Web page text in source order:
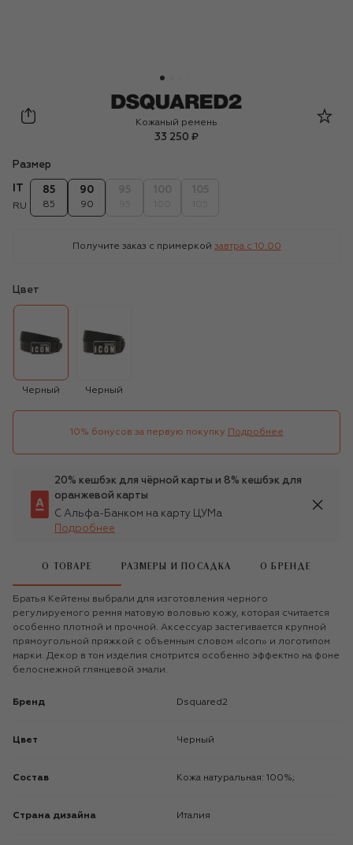
Dsquared2
Кожаный ремень
33 250 ₽
Размер
RU
85
85
90
90
Получите заказ с примеркой завтра c 10:00
Цвет
Черный Черный
10% бонусов за первую покупку Подробнее
20% кешбэк для чёрной карты и 8% кешбэк для
оранжевой карты
С Альфа-Банком на карту ЦУМа
Подробнее
О ТОВАРЕ РАЗМЕРЫ И ПОСАДКА О БРЕНДЕ
Братья Кейтены выбрали для изготовления черного
регулируемого ремня матовую воловью кожу, которая считается
особенно плотной и прочной. Аксессуар застегивается крупной
прямоугольной пряжкой с объемным словом «Icon» и логотипом
марки. Декор в тон изделия смотрится особенно эффектно на фоне
белоснежной глянцевой эмали.
Бренд Dsquared2
Цвет Черный
Состав Кожа натуральная: 100%;
Страна дизайна Италия